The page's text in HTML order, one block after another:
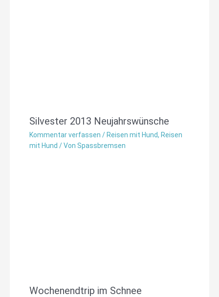
Silvester 2013 Neujahrswünsche
Kommentar verfassen / Reisen mit Hund, Reisen
mit Hund / Von Spassbremsen
Wochenendtrip im Schnee